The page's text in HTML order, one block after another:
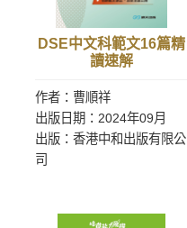
DSE中文科範文16篇精
讀速解
作者：曹順祥
出版日期：2024年09月
出版：香港中和出版有限公
司